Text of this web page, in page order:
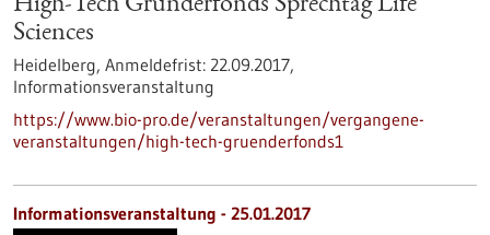
High-Tech Gründerfonds Sprechtag Life
Sciences
Heidelberg, Anmeldefrist: 22.09.2017,
Informationsveranstaltung
https://www.bio-pro.de/veranstaltungen/vergangene-
veranstaltungen/high-tech-gruenderfonds1
Informationsveranstaltung - 25.01.2017